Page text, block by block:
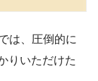
は、圧倒的に
りいただけた